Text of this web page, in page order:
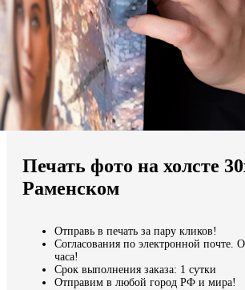
Мы доставляем по всему миру
Продолжить без города
Печать фото на холсте
Раменском
Отправь в печать за пару кликов!
Согласования по электронной почте.
часа!
Срок выполнения заказа: 1 сутки
Отправим в любой город РФ и мира!